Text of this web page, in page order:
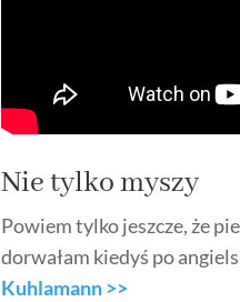
Nie tylko myszy
Powiem tylko jeszcze, że
dorwałam kiedyś po
Kuhlamann >>